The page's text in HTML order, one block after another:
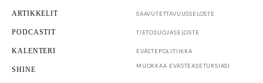
Yrityksen kuntotarkastus
ARTIKKELIT
PODCASTIT
KALENTERI
SHINE
SAAVUTETTAVUUS­SELOSTE
TIETOSUOJASELOSTE
EVÄSTEPOLITIIKKA
MUOKKAA EVÄSTEASETUKSIASI